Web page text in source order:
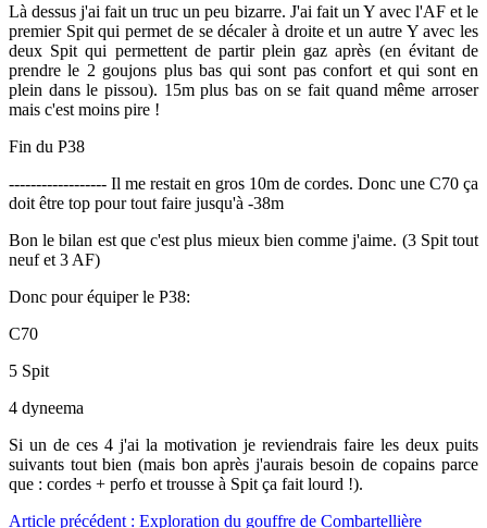
Là dessus j'ai fait un truc un peu bizarre. J'ai fait un Y avec l'AF et le
premier Spit qui permet de se décaler à droite et un autre Y avec les
deux Spit qui permettent de partir plein gaz après (en évitant de
prendre le 2 goujons plus bas qui sont pas confort et qui sont en
plein dans le pissou). 15m plus bas on se fait quand même arroser
mais c'est moins pire !
Fin du P38
------------------ Il me restait en gros 10m de cordes. Donc une C70 ça
doit être top pour tout faire jusqu'à -38m
Bon le bilan est que c'est plus mieux bien comme j'aime. (3 Spit tout
neuf et 3 AF)
Donc pour équiper le P38:
C70
5 Spit
4 dyneema
Si un de ces 4 j'ai la motivation je reviendrais faire les deux puits
suivants tout bien (mais bon après j'aurais besoin de copains parce
que : cordes + perfo et trousse à Spit ça fait lourd !).
Article précédent : Exploration du gouffre de Combartellière